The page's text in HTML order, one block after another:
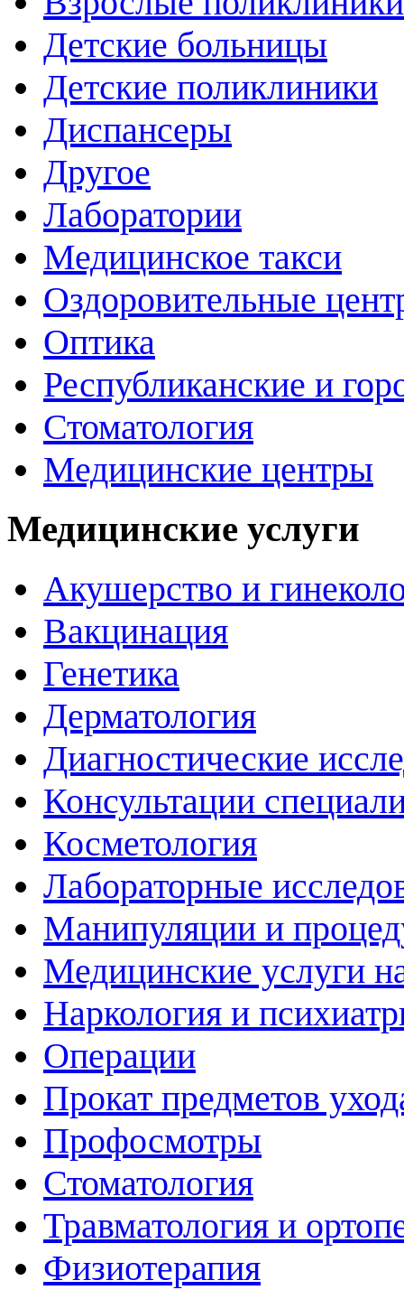
Детские больницы
Детские поликлиники
Диспансеры
Другое
Лаборатории
Медицинское такси
Оздоровительные
Оптика
Республиканские и
Стоматология
Медицинские центры
Медицинские услуги
Акушерство и
Вакцинация
Генетика
Дерматология
Диагностические
Консультации
Косметология
Лабораторные
Манипуляции и
Медицинские услуги
Наркология и
Операции
Прокат предметов
Профосмотры
Стоматология
Травматология и
Физиотерапия